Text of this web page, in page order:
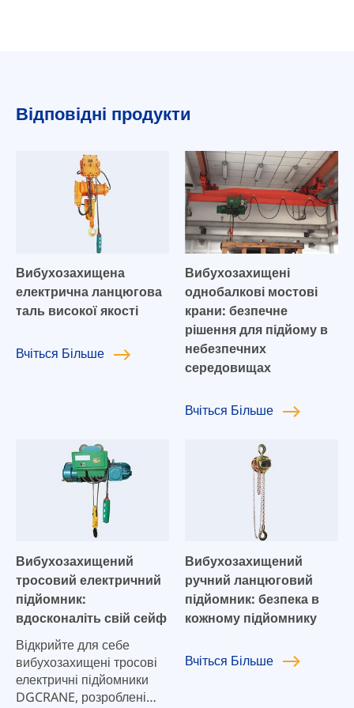
Відповідні продукти
Вибухозахищена
електрична ланцюгова
таль високої якості
Вчіться Більше
Вибухозахищені
однобалкові мостові
крани: безпечне
рішення для підйому в
небезпечних
середовищах
Вчіться Більше
Вибухозахищений
тросовий електричний
підйомник:
вдосконаліть свій сейф
Відкрийте для себе
вибухозахищені тросові
електричні підйомники
DGCRANE, розроблені
Вибухозахищений
ручний ланцюговий
підйомник: безпека в
кожному підйомнику
Вчіться Більше